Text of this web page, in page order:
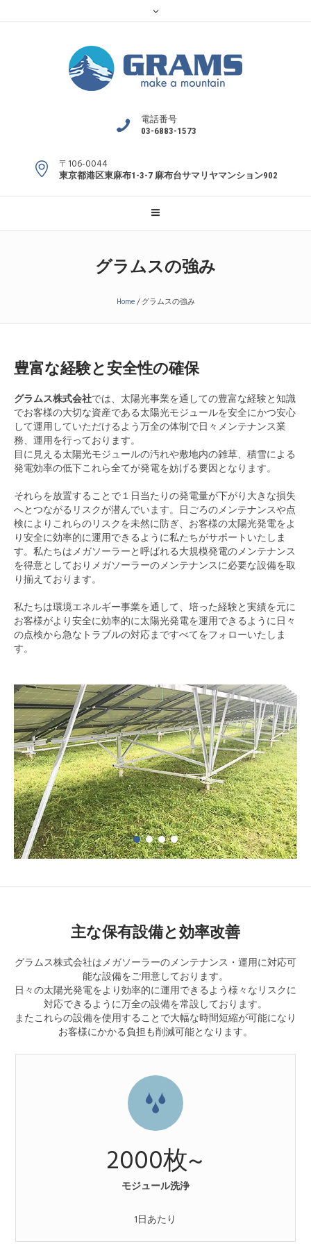
電話番号
03-6883-1573
〒106-0044
東京都港区東麻布1-3-7 麻布台サマリヤマンション902
グラムスの強み
Home/グラムスの強み
豊富な経験と安全性の確保
グラムス株式会社では、太陽光事業を通しての豊富な経験と知識
でお客様の大切な資産である太陽光モジュールを安全にかつ安心
して運用していただけるよう万全の体制で日々メンテナンス業
務、運用を行っております。
目に見える太陽光モジュールの汚れや敷地内の雑草、積雪による
発電効率の低下これら全てが発電を妨げる要因となります。
それらを放置することで１日当たりの発電量が下がり大きな損失
へとつながるリスクが潜んでいます。日ごろのメンテナンスや点
検によりこれらのリスクを未然に防ぎ、お客様の太陽光発電をよ
り安全に効率的に運用できるように私たちがサポートいたしま
す。私たちはメガソーラーと呼ばれる大規模発電のメンテナンス
を得意としておりメガソーラーのメンテナンスに必要な設備を取
り揃えております。
私たちは環境エネルギー事業を通して、培った経験と実績を元に
お客様がより安全に効率的に太陽光発電を運用できるように日々
の点検から急なトラブルの対応まですべてをフォローいたしま
す。
主な保有設備と効率改善
グラムス株式会社はメガソーラーのメンテナンス・運用に対応可
能な設備をご用意しております。
日々の太陽光発電をより効率的に運用できるよう様々なリスクに
対応できるように万全の設備を常設しております。
またこれらの設備を使用することで大幅な時間短縮が可能になり
お客様にかかる負担も削減可能となります。
2000枚~
モジュール洗浄
1日あたり